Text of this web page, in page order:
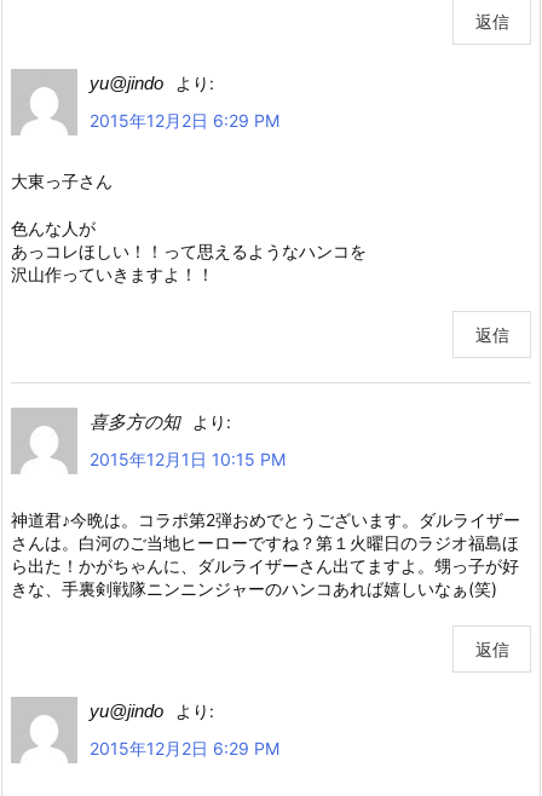
返信
yu@jindo
より:
2015年12月2日 6:29 PM
大東っ子さん
色んな人が
あっコレほしい！！って思えるようなハンコを
沢山作っていきますよ！！
返信
喜多方の知
より:
2015年12月1日 10:15 PM
神道君♪今晩は。コラポ第2弾おめでとうございます。ダルライザー
さんは。白河のご当地ヒーローですね？第１火曜日のラジオ福島ほ
ら出た！かがちゃんに、ダルライザーさん出てますよ。甥っ子が好
きな、手裏剣戦隊ニンニンジャーのハンコあれば嬉しいなぁ(笑)
返信
yu@jindo
より:
2015年12月2日 6:29 PM